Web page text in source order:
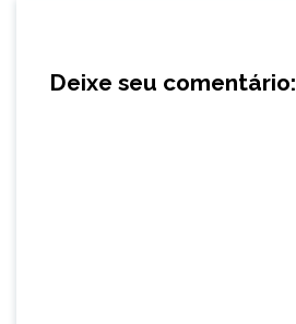
Deixe seu comentário: